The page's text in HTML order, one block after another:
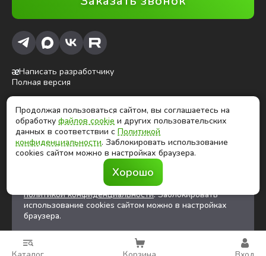
Написать разработчику
Полная версия
ⓒ Глобалтек, 2026
Цены на сайте не являются публичной офертой
Продолжая использовать сайт, вы соглашаетесь на
файлов cookiesи других
пользовательских данных в соответствии с
политикой конфиденциальности. Заблокировать
использование cookies сайтом можно в настройках
браузера.
Продолжая пользоваться сайтом, вы соглашаетесь на
обработкуфайлов cookie и других пользовательских
данных в соответствии сПолитикой
конфиденциальности. Заблокировать использование
cookies сайтом можно в настройках браузера.
Хорошо